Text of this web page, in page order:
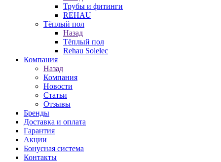
Трубы и фитинги
REHAU
Тёплый пол
Назад
Тёплый пол
Rehau Solelec
Компания
Назад
Компания
Новости
Статьи
Отзывы
Бренды
Доставка и оплата
Гарантия
Акции
Бонусная система
Контакты